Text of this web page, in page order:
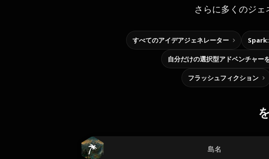
さらに多くのジェ
すべてのアイデアジェネレーター Spark:
フラッシュフィクション
島名